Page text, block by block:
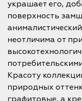
украшает его,
поверхность
неотличима от
Красоту
природных